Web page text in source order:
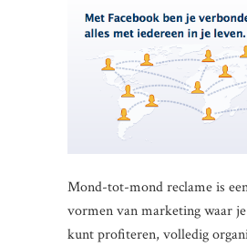
Mond-tot-mond reclame is
vormen van marketing waar
kunt profiteren, volledig